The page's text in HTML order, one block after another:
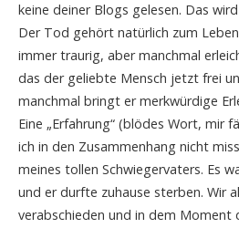
keine deiner Blogs gelesen. Das
Der Tod gehört natürlich zum
immer traurig, aber manchmal
das der geliebte Mensch jetzt frei
manchmal bringt er merkwürdige
Eine „Erfahrung“ (blödes Wort, mir
ich in den Zusammenhang nicht
meines tollen Schwiegervaters. Es
und er durfte zuhause sterben. Wir
verabschieden und in dem Moment